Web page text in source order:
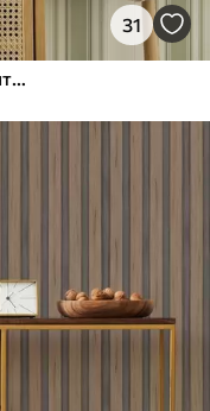
31
Світле тло з темно-зеленими акцентними смугами